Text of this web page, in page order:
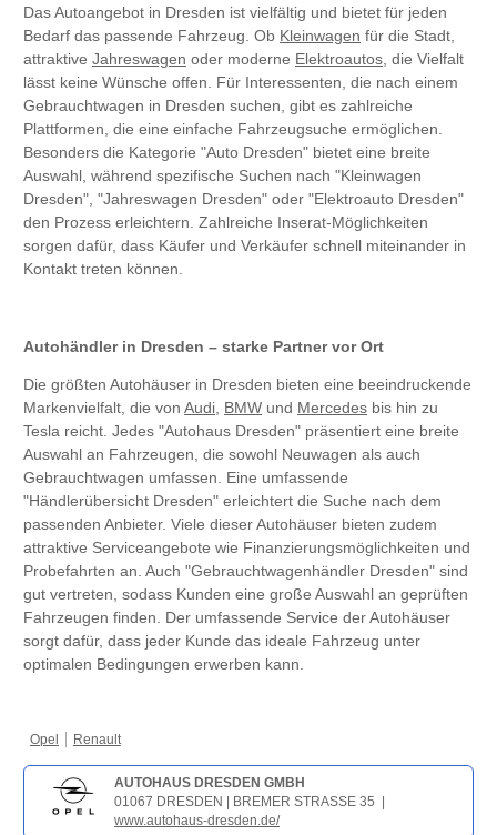
Das Autoangebot in Dresden ist vielfältig und bietet für jeden
Bedarf das passende Fahrzeug. Ob Kleinwagen für die Stadt,
attraktive Jahreswagen oder moderne Elektroautos, die Vielfalt
lässt keine Wünsche offen. Für Interessenten, die nach einem
Gebrauchtwagen in Dresden suchen, gibt es zahlreiche
Plattformen, die eine einfache Fahrzeugsuche ermöglichen.
Besonders die Kategorie "Auto Dresden" bietet eine breite
Auswahl, während spezifische Suchen nach "Kleinwagen
Dresden", "Jahreswagen Dresden" oder "Elektroauto Dresden"
den Prozess erleichtern. Zahlreiche Inserat-Möglichkeiten
sorgen dafür, dass Käufer und Verkäufer schnell miteinander in
Kontakt treten können.
Autohändler in Dresden – starke Partner vor Ort
Die größten Autohäuser in Dresden bieten eine beeindruckende
Markenvielfalt, die von Audi, BMW und Mercedes bis hin zu
Tesla reicht. Jedes "Autohaus Dresden" präsentiert eine breite
Auswahl an Fahrzeugen, die sowohl Neuwagen als auch
Gebrauchtwagen umfassen. Eine umfassende
"Händlerübersicht Dresden" erleichtert die Suche nach dem
passenden Anbieter. Viele dieser Autohäuser bieten zudem
attraktive Serviceangebote wie Finanzierungsmöglichkeiten und
Probefahrten an. Auch "Gebrauchtwagenhändler Dresden" sind
gut vertreten, sodass Kunden eine große Auswahl an geprüften
Fahrzeugen finden. Der umfassende Service der Autohäuser
sorgt dafür, dass jeder Kunde das ideale Fahrzeug unter
optimalen Bedingungen erwerben kann.
Opel Renault
AUTOHAUS DRESDEN GMBH
01067 DRESDEN | BREMER STRASSE 35 |
www.autohaus-dresden.de/